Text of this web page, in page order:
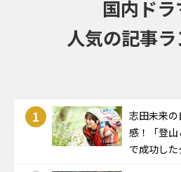
国内ド
人気の記事
1
志田未来
感！「登
で成功した